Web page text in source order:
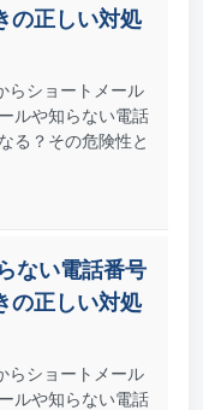
の正しい対処
らショートメール
ルや知らない電話
る？その危険性と
ない電話番号
の正しい対処
らショートメール
ルや知らない電話